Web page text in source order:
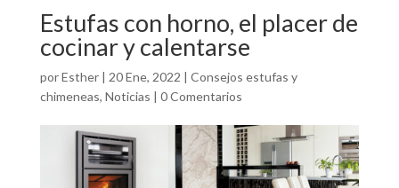
Estufas con horno, el placer de
cocinar y calentarse
porEsther| 20 Ene, 2022 | Consejos estufas y
chimeneas, Noticias | 0 Comentarios